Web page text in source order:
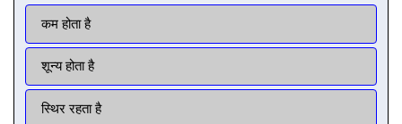
कम होता है
शून्य होता है
स्थिर रहता है